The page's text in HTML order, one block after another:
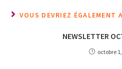
VOUS DEVRIEZ ÉGALEMENT
NEWSLETTER
octobre